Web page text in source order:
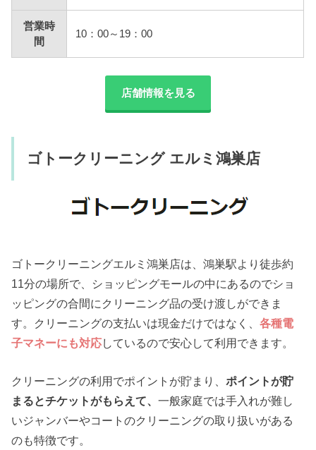
営業時
間
10：00～19：00
店舗情報を見る
ゴトークリーニング エルミ鴻巣店
ゴトークリーニングエルミ鴻巣店は、鴻巣駅より徒歩約
11分の場所で、ショッピングモールの中にあるのでショ
ッピングの合間にクリーニング品の受け渡しができま
す。クリーニングの支払いは現金だけではなく、各種電
子マネーにも対応しているので安心して利用できます。
クリーニングの利用でポイントが貯まり、ポイントが貯
まるとチケットがもらえて、一般家庭では手入れが難し
いジャンバーやコートのクリーニングの取り扱いがある
のも特徴です。